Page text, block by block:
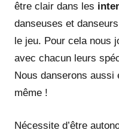
être clair dans les
danseuses et
le jeu. Pour cela nous
avec chacun leurs
Nous danserons aussi
même !
Nécessite d’être